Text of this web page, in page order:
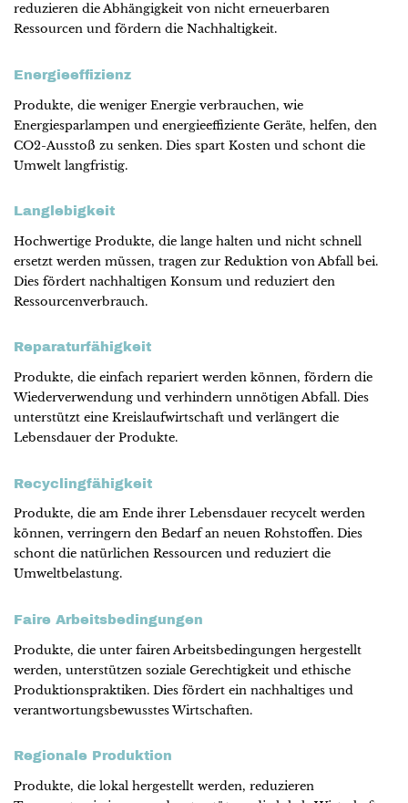
reduzieren die Abhängigkeit von nicht erneuerbaren
Ressourcen und fördern die Nachhaltigkeit.
Energieeffizienz
Produkte, die weniger Energie verbrauchen, wie
Energiesparlampen und energieeffiziente Geräte, helfen, den
CO2-Ausstoß zu senken. Dies spart Kosten und schont die
Umwelt langfristig.
Langlebigkeit
Hochwertige Produkte, die lange halten und nicht schnell
ersetzt werden müssen, tragen zur Reduktion von Abfall bei.
Dies fördert nachhaltigen Konsum und reduziert den
Ressourcenverbrauch.
Reparaturfähigkeit
Produkte, die einfach repariert werden können, fördern die
Wiederverwendung und verhindern unnötigen Abfall. Dies
unterstützt eine Kreislaufwirtschaft und verlängert die
Lebensdauer der Produkte.
Recyclingfähigkeit
Produkte, die am Ende ihrer Lebensdauer recycelt werden
können, verringern den Bedarf an neuen Rohstoffen. Dies
schont die natürlichen Ressourcen und reduziert die
Umweltbelastung.
Faire Arbeitsbedingungen
Produkte, die unter fairen Arbeitsbedingungen hergestellt
werden, unterstützen soziale Gerechtigkeit und ethische
Produktionspraktiken. Dies fördert ein nachhaltiges und
verantwortungsbewusstes Wirtschaften.
Regionale Produktion
Produkte, die lokal hergestellt werden, reduzieren